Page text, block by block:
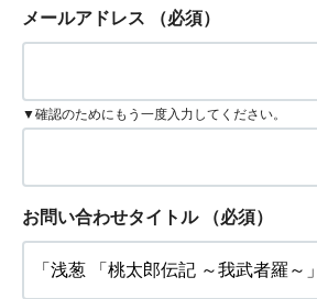
メールアドレス （必須）
▼確認のためにもう一度入力してください。
お問い合わせタイトル （必須）